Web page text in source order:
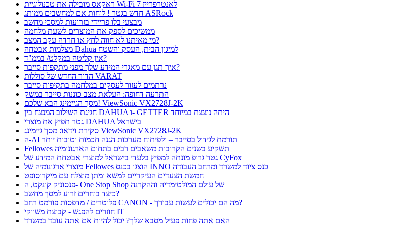
ראקאס מובילה את טכנולוגיית Wi-Fi 7 לאנטרפרייז
חדש בגטר ! לוחות אם למחשבים ממותג ASRock
מבצעי בלו פריידי בזרועות למסכי מחשב
ממשיכים לספק את המוצרים לשעת מלחמה
מי מאיתנו לא חווה לחץ או חרדה עקב המצב?
מצלמות אבטחה Dahua למיגון הבית, העסק והשטח
אין קליטה במקלט/ בממ"ד?
איך תגן עם מאגרי המידע שלך מפני מתקפות סייבר?
הדור החדש של סוללות VARAT
נרתמים לעזור לעסקים במלחמה בתקיפות סייבר
התרעה דחופה: העלאת מצב כוננות סייבר במשק
מסך הגיימינג הבא שלכם! ViewSonic VX2728J-2K
חגיגת השילוב המנצח בין DAHUA ו- GETTER היתה נוצצת במיוחד
גטר תפיץ את מוצרי DAHUA בישראל
סקירת וידאו: מסך גיימינג ViewSonic VX2728J-2K
ה-AI תורמת לגידול בסייבר – ולפיתוח מערכות הגנה חכמות וטובות יותר
Fellowes תשקיע בשנים הקרובות משאבים רבים בתחום הארגונומיה
גטר גרופ מונתה למפיץ בלעדי בישראל למוצרי אבטחת המידע של CyFox
מוצרי ארגונומיה של Fellowes הוצגו בכנס INNO כנס ציוד למשרד ומרחב העבודה
חמשת הצעדים העיקריים למשא ומתן מוצלח עם מיקרוסופט
פנסוניק קונקט, ה- One Stop Shop של עולם המולטימדיה וההקרנה
כיצד בוחרים זרוע למסך מחשב?
פלוטרים / מדפסות פורמט רחב CANON - מה הם יכולים לעשות עבורך?
חוזרים להפגש - קבוצת משווקי IT
האם אתה פחות פעיל מסבא שלך? יכול להיות אם אתה עובד במשרד